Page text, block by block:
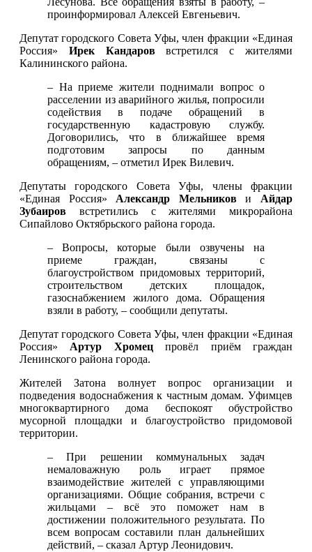
проинформировал Алексей Евгеньевич.
Депутат городского Совета Уфы, член фракции «Единая
Россия» Ирек Кандароввстретился с жителями
Калининского района.
– На приеме жители поднимали вопрос о
расселении из аварийного жилья, попросили
содействия в подаче обращений в
государственную кадастровую службу.
Договорились, что в ближайшее время
подготовим запросы по данным
обращениям, – отметил Ирек Вилевич.
Депутаты городского Совета Уфы, члены фракции
«Единая Россия» Александр Мельникови Айдар
Зубаиров встретились с жителями микрорайона
Сипайлово Октябрьского района города.
– Вопросы, которые были озвучены на
приеме граждан, связаны с
благоустройством придомовых территорий,
строительством детских площадок,
газоснабжением жилого дома. Обращения
взяли в работу, – сообщили депутаты.
Депутат городского Совета Уфы, член фракции «Единая
Россия» Артур Хромецпровёл приём граждан
Ленинского района города.
Жителей Затона волнует вопрос организации и
подведения водоснабжения к частным домам. Уфимцев
многоквартирного дома беспокоят обустройство
мусорной площадки и благоустройство придомовой
территории.
– При решении коммунальных задач
немаловажную роль играет прямое
взаимодействие жителей с управляющими
организациями. Общие собрания, встречи с
жильцами – всё это поможет нам в
достижении положительного результата. По
всем вопросам составили план дальнейших
действий, – сказал Артур Леонидович.